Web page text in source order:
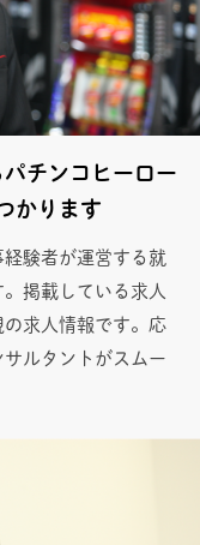
チンコヒーロー
かります
験者が運営する就
掲載している求人
求人情報です。応
ルタントがスムー